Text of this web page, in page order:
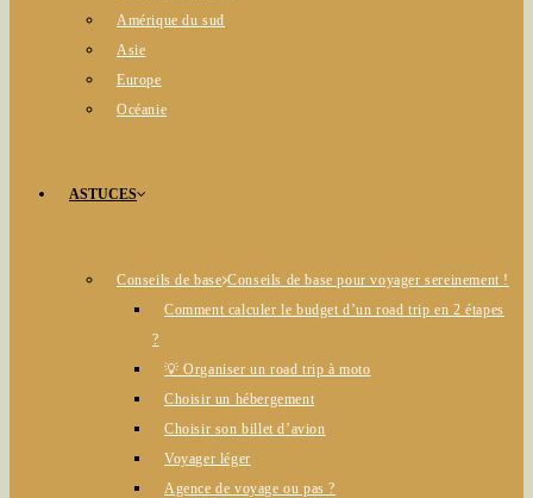
Amérique du sud
Asie
Europe
Océanie
ASTUCES
Conseils de base Conseils de base pour voyager sereinement !
Comment calculer le budget d’un road trip en 2 étapes
?
💡 Organiser un road trip à moto
Choisir un hébergement
Choisir son billet d’avion
Voyager léger
Agence de voyage ou pas ?